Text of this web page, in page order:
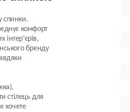
спинки.
комфорт
інтер’єрів,
бренду
стілець для
хочете